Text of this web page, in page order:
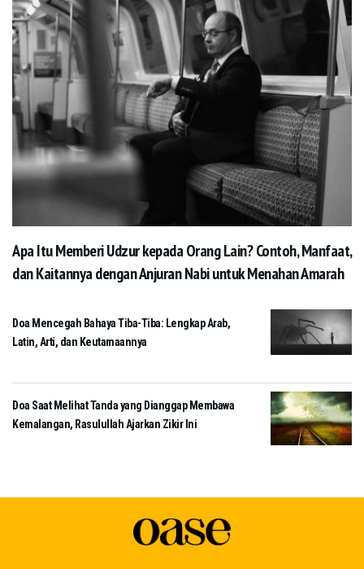
Apa Itu Memberi Udzur kepada Orang Lain? Contoh, Manfaat,
dan Kaitannya dengan Anjuran Nabi untuk Menahan Amarah
Doa Mencegah Bahaya Tiba-Tiba: Lengkap Arab,
Latin, Arti, dan Keutamaannya
Doa Saat Melihat Tanda yang Dianggap Membawa
Kemalangan, Rasulullah Ajarkan Zikir Ini